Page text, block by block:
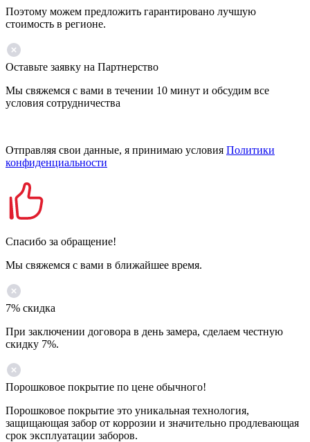
Поэтому можем предложить гарантировано лучшую
стоимость в регионе.
Оставьте заявку на Партнерство
Мы свяжемся с вами в течении 10 минут и обсудим все
условия сотрудничества
Отправляя свои данные, я принимаю условия Политики
конфиденциальности
Спасибо за обращение!
Мы свяжемся с вами в ближайшее время.
7% скидка
При заключении договора в день замера, сделаем честную
скидку 7%.
Порошковое покрытие по цене обычного!
Порошковое покрытие это уникальная технология,
защищающая забор от коррозии и значительно продлевающая
срок эксплуатации заборов.